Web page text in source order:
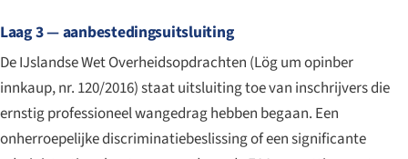
Laag 3 — aanbestedingsuitsluiting
De IJslandse Wet Overheidsopdrachten (Lög um opinber
innkaup, nr. 120/2016) staat uitsluiting toe van inschrijvers die
ernstig professioneel wangedrag hebben begaan. Een
onherroepelijke discriminatiebeslissing of een significante